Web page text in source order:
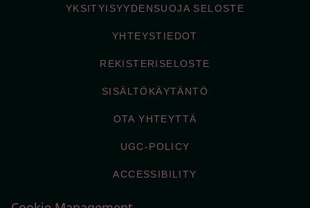
YKSITYISYYDENSUOJA SELOSTE
YHTEYSTIEDOT
REKISTERISELOSTE
SISÄLTÖKÄYTÄNTÖ
OTA YHTEYTTÄ
UGC-POLICY
ACCESSIBILITY